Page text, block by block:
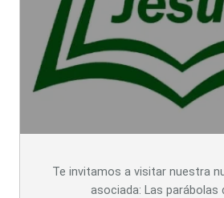
Te invitamos a visitar nuestra
asociada: Las parábolas